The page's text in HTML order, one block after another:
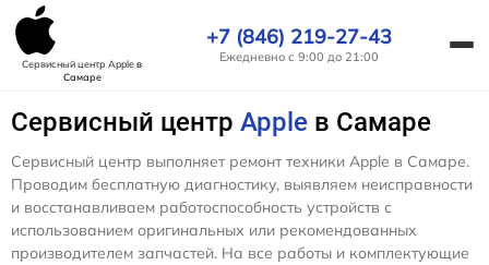
Сервисный центр Appleв
Самаре
+7 (846) 219-27-43
Ежедневно с 9:00 до 21:00
Сервисный центр Apple в Самаре
Сервисный центр выполняет ремонт техники Apple в Самаре.
Проводим бесплатную диагностику, выявляем неисправности
и восстанавливаем работоспособность устройств с
использованием оригинальных или рекомендованных
производителем запчастей. На все работы и комплектующие